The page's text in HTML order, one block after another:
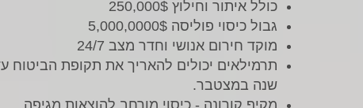
כולל איתור וחילוץ 250,000$
גבול כיסוי פוליסה 5,000,0000$
מוקד חירום אנושי וחדר מצב 24/7
תרמילאים יכולים להאריך את תקופת הביטוח
שנה במצטבר.
מקיף קורונה - כיסוי מורחב להוצאות מגיפה